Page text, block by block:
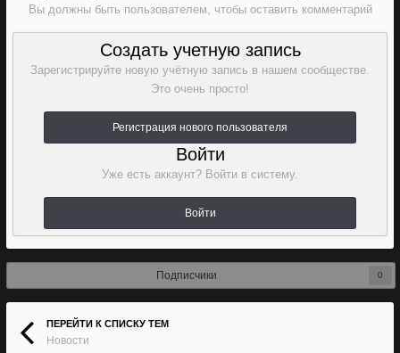
Вы должны быть пользователем, чтобы оставить комментарий
Создать учетную запись
Зарегистрируйте новую учётную запись в нашем сообществе.
Это очень просто!
Регистрация нового пользователя
Войти
Уже есть аккаунт? Войти в систему.
Войти
Подписчики 0
ПЕРЕЙТИ К СПИСКУ ТЕМ
Новости